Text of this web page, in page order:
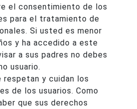
el consentimiento de los
para el tratamiento de
Si usted es menor
y ha accedido a este
a sus padres no debes
usuario.
respetan y cuidan los
de los usuarios. Como
que sus derechos